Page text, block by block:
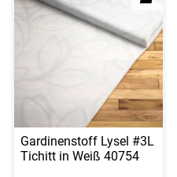
Gardinenstoff Lysel #3L
Tichitt in Weiß 40754